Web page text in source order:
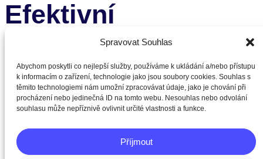
Spravovat Souhlas
Abychom poskytli co nejlepší služby, používáme k ukládání a/nebo přístupu
k informacím o zařízení, technologie jako jsou soubory cookies. Souhlas s
těmito technologiemi nám umožní zpracovávat údaje, jako je chování při
procházení nebo jedinečná ID na tomto webu. Nesouhlas nebo odvolání
souhlasu může nepříznivě ovlivnit určité vlastnosti a funkce.
Příjmout
Efektivní
rozhodování pod
tlakem